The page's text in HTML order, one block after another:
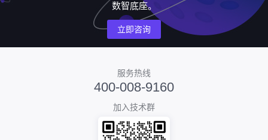
数智底座。
立即咨询
服务热线
400-008-9160
加入技术群